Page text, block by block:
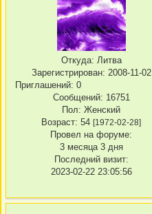
Откуда: Литва
Зарегистрирован: 2008-11-02
Приглашений: 0
Сообщений: 16751
Пол: Женский
Возраст: 54 [1972-02-28]
Провел на форуме:
3 месяца 3 дня
Последний визит:
2023-02-22 23:05:56